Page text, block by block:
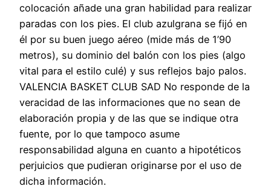
colocación añade una gran habilidad para realizar
paradas con los pies. El club azulgrana se fijó en
él por su buen juego aéreo (mide más de 1’90
metros), su dominio del balón con los pies (algo
vital para el estilo culé) y sus reflejos bajo palos.
VALENCIA BASKET CLUB SAD No responde de la
veracidad de las informaciones que no sean de
elaboración propia y de las que se indique otra
fuente, por lo que tampoco asume
responsabilidad alguna en cuanto a hipotéticos
perjuicios que pudieran originarse por el uso de
dicha información.